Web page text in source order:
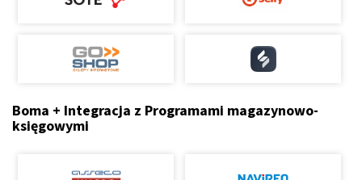
Boma + Integracja z Programami magazynowo-
księgowymi